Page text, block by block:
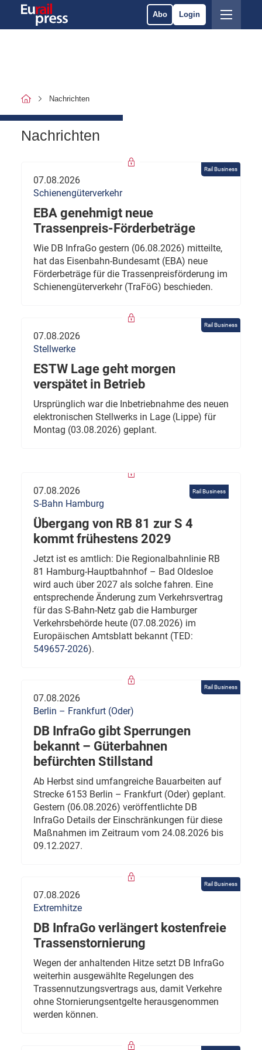
Abo Login
Nachrichten
Nachrichten
Rail Business
07.08.2026
Schienengüterverkehr
EBA genehmigt neue
Trassenpreis-Förderbeträge
Wie DB InfraGo gestern (06.08.2026) mitteilte,
hat das Eisenbahn-Bundesamt (EBA) neue
Förderbeträge für die Trassenpreisförderung im
Schienengüterverkehr (TraFöG) beschieden.
Rail Business
07.08.2026
Stellwerke
ESTW Lage geht morgen
verspätet in Betrieb
Ursprünglich war die Inbetriebnahme des neuen
elektronischen Stellwerks in Lage (Lippe) für
Montag (03.08.2026) geplant.
Rail Business
07.08.2026
S-Bahn Hamburg
Übergang von RB 81 zur S 4
kommt frühestens 2029
Jetzt ist es amtlich: Die Regionalbahnlinie RB
81 Hamburg-Hauptbahnhof – Bad Oldesloe
wird auch über 2027 als solche fahren. Eine
entsprechende Änderung zum Verkehrsvertrag
für das S-Bahn-Netz gab die Hamburger
Verkehrsbehörde heute (07.08.2026) im
Europäischen Amtsblatt bekannt (TED:
549657-2026).
Rail Business
07.08.2026
Berlin – Frankfurt (Oder)
DB InfraGo gibt Sperrungen
bekannt – Güterbahnen
befürchten Stillstand
Ab Herbst sind umfangreiche Bauarbeiten auf
Strecke 6153 Berlin – Frankfurt (Oder) geplant.
Gestern (06.08.2026) veröffentlichte DB
InfraGo Details der Einschränkungen für diese
Maßnahmen im Zeitraum vom 24.08.2026 bis
09.12.2027.
Rail Business
07.08.2026
Extremhitze
DB InfraGo verlängert kostenfreie
Trassenstornierung
Wegen der anhaltenden Hitze setzt DB InfraGo
weiterhin ausgewählte Regelungen des
Trassennutzungsvertrags aus, damit Verkehre
ohne Stornierungsentgelte herausgenommen
werden können.